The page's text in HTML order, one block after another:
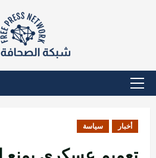
القائمة
أخبار سياسة